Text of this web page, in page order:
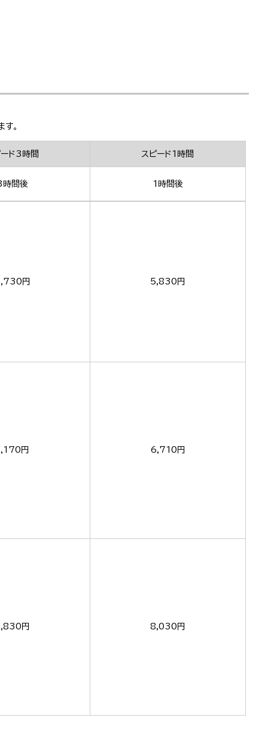
。
ド3時間 スピード1時間
間後 1時間後
円 5,830円
円 6,710円
円 8,030円